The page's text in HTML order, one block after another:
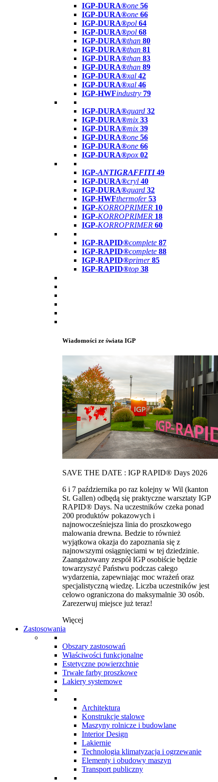
IGP-DURA®one 56
IGP-DURA®one 66
IGP-DURA®pol 64
IGP-DURA®pol 68
IGP-DURA®than 80
IGP-DURA®than 81
IGP-DURA®than 83
IGP-DURA®than 89
IGP-DURA®xal 42
IGP-DURA®xal 46
IGP-HWFindustry 79
IGP-DURA®guard 32
IGP-DURA®mix 33
IGP-DURA®mix 39
IGP-DURA®one 56
IGP-DURA®one 66
IGP-DURA®pox 02
IGP-ANTIGRAFFITI49
IGP-DURA®cryl 40
IGP-DURA®guard 32
IGP-HWFthermofer 53
IGP-KORROPRIMER 10
IGP-KORROPRIMER 18
IGP-KORROPRIMER 60
IGP-RAPID®complete 87
IGP-RAPID®complete 88
IGP-RAPID®primer 85
IGP-RAPID®top 38
Wiadomości ze świata IGP
SAVE THE DATE : IGP RAPID® Days 2026
6 i 7 października po raz kolejny w Wil (kanton
St. Gallen) odbędą się praktyczne warsztaty IGP
RAPID® Days. Na uczestników czeka ponad
200 produktów pokazowych i
najnowocześniejsza linia do proszkowego
malowania drewna. Bedzie to również
wyjątkowa okazja do zapoznania się z
najnowszymi osiągnięciami w tej dziedzinie.
Zaangażowany zespół IGP osobiście będzie
towarzyszyć Państwu podczas całego
wydarzenia, zapewniając moc wrażeń oraz
specjalistyczną wiedzę. Liczba uczestników jest
celowo ograniczona do maksymalnie 30 osób.
Zarezerwuj miejsce już teraz!
Więcej
Zastosowania
Obszary zastosowań
Właściwości funkcjonalne
Estetyczne powierzchnie
Trwałe farby proszkowe
Lakiery systemowe
Architektura
Konstrukcje stalowe
Maszyny rolnicze i budowlane
Interior Design
Lakiernie
Technologia klimatyzacja i ogrzewanie
Elementy i obudowy maszyn
Transport publiczny